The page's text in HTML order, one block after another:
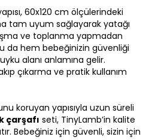
60x120 cm ölçülerindeki
tam uyum sağlayarak yatağı
ve toplanma yapmadan
da hem bebeğinizin güvenliği
alanı anlamına gelir.
çıkarma ve pratik kullanım
koruyan yapısıyla uzun süreli
çarşafı seti, TinyLamb’in kalite
Bebeğiniz için güvenli, sizin için